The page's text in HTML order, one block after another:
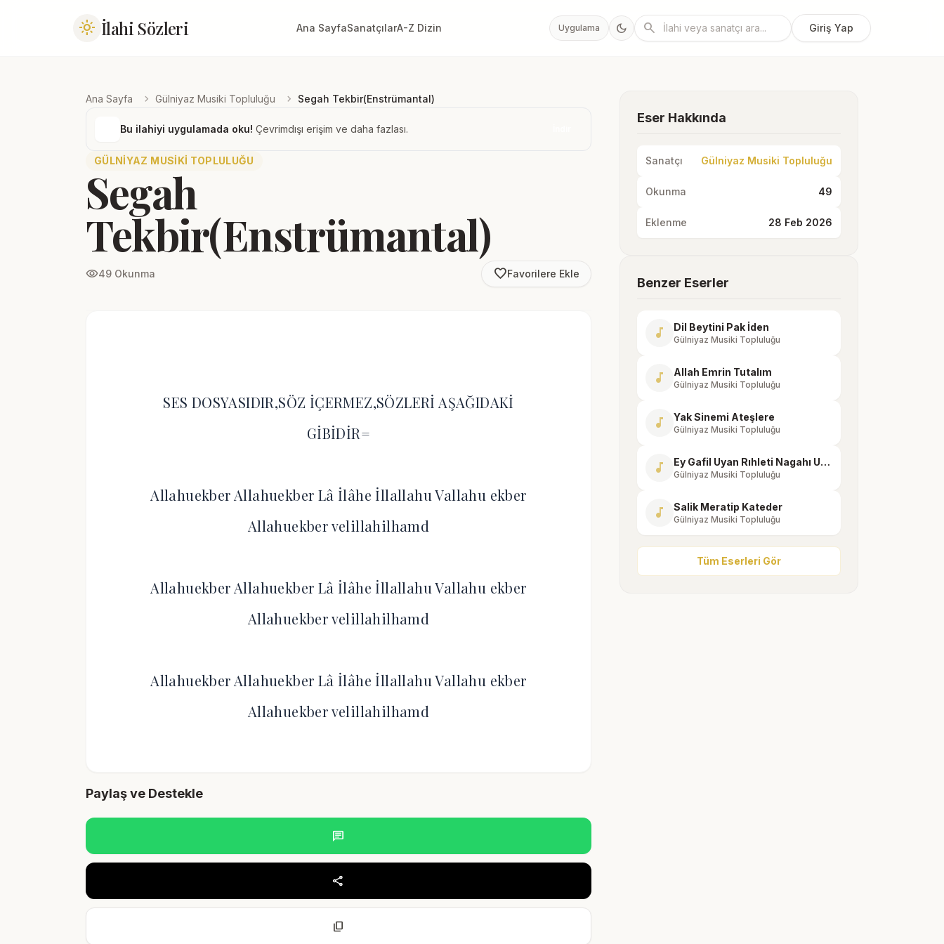
light_mode İlahi Sözleri Ana SayfaSanatçılarA-Z Dizin Uygulama dark_mode search Giriş Yap
Ana Sayfa chevron_right Gülniyaz Musiki Topluluğu chevron_right Segah Tekbir(Enstrümantal)
Bu ilahiyi uygulamada oku! Çevrimdışı erişim ve daha fazlası.
GÜLNIYAZ MUSIKI TOPLULUĞU
Segah
Tekbir(Enstrümantal)
visibility49 Okunma favorite_borderFavorilere Ekle
SES DOSYASIDIR,SÖZ İÇERMEZ,SÖZLERİ AŞAĞIDAKİ
GİBİDİR=
Allahuekber Allahuekber Lâ İlâhe İllallahu Vallahu ekber
Allahuekber velillahilhamd
Allahuekber Allahuekber Lâ İlâhe İllallahu Vallahu ekber
Allahuekber velillahilhamd
Allahuekber Allahuekber Lâ İlâhe İllallahu Vallahu ekber
Allahuekber velillahilhamd
Paylaş ve Destekle
chat
share
content_copy
Eser Hakkında
Sanatçı Gülniyaz Musiki Topluluğu
Okunma 49
Eklenme 28 Feb 2026
Benzer Eserler
music_note Dil Beytini Pak İden
Gülniyaz Musiki Topluluğu
music_note Allah Emrin Tutalım
Gülniyaz Musiki Topluluğu
music_note Yak Sinemi Ateşlere
Gülniyaz Musiki Topluluğu
music_note Ey Gafil Uyan Rıhleti Nagahı Unutma
Gülniyaz Musiki Topluluğu
music_note Salik Meratip Kateder
Gülniyaz Musiki Topluluğu
Tüm Eserleri Gör